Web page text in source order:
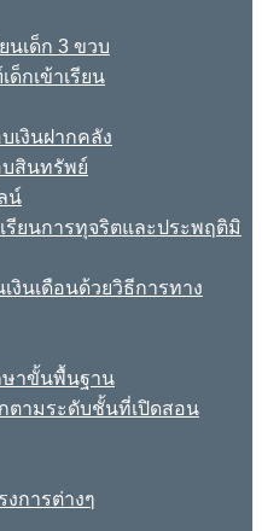
นเด็ก 3 ขวบ
ด็กเข้าเรียน
เงินฝากคลัง
สินทรัพย์
น์
รียนการทุจริตและประพฤติมิ
งินเดือนด้วยวิธีการทาง
ษาขั้นพื้นฐาน
ตามระดับชั้นที่เปิดสอน
งการต่างๆ